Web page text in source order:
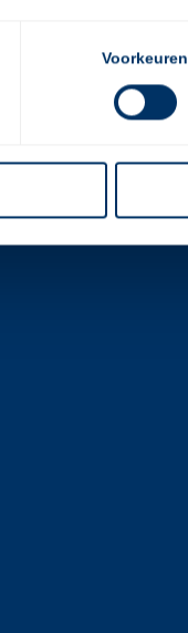
Voorkeuren